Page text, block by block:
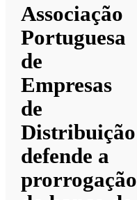
Associação
Portuguesa
de
Empresas
de
Distribuição
defende a
prorrogação